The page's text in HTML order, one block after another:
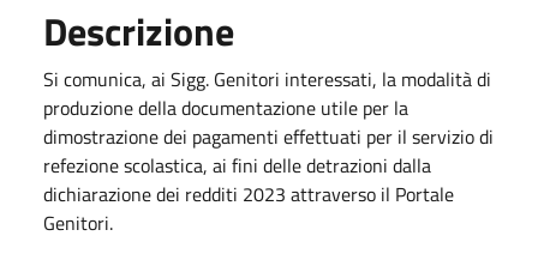
Descrizione
Si comunica, ai Sigg. Genitori interessati, la modalità di
produzione della documentazione utile per la
dimostrazione dei pagamenti effettuati per il servizio di
refezione scolastica, ai fini delle detrazioni dalla
dichiarazione dei redditi 2023 attraverso il Portale
Genitori.